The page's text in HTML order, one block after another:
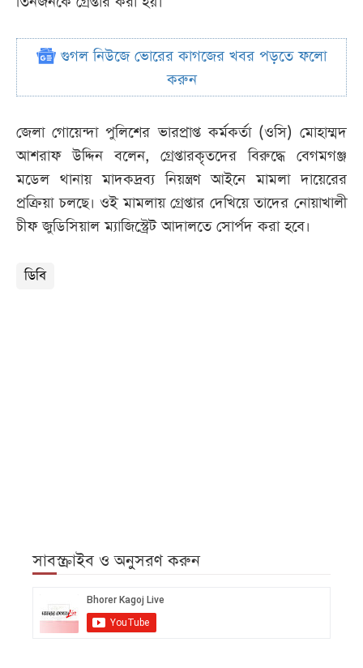
গুগল নিউজে ভোরের কাগজের খবর পড়তে ফলো
করুন
জেলা গোয়েন্দা পুলিশের ভারপ্রাপ্ত কর্মকর্তা (ওসি) মোহাম্মদ
আশরাফ উদ্দিন বলেন, গ্রেপ্তারকৃতদের বিরুদ্ধে বেগমগঞ্জ
মডেল থানায় মাদকদ্রব্য নিয়ন্ত্রণ আইনে মামলা দায়েরের
প্রক্রিয়া চলছে। ওই মামলায় গ্রেপ্তার দেখিয়ে তাদের নোয়াখালী
চীফ জুডিসিয়াল ম্যাজিস্ট্রেট আদালতে সোর্পদ করা হবে।
ডিবি
সাবস্ক্রাইব ও অনুসরণ করুন